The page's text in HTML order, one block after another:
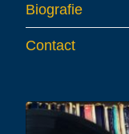
Biografie
Contact
Audiospeler